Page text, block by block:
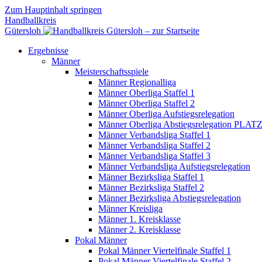
Zum Hauptinhalt springen
Handballkreis
Gütersloh
Ergebnisse
Männer
Meisterschaftsspiele
Männer Regionalliga
Männer Oberliga Staffel 1
Männer Oberliga Staffel 2
Männer Oberliga Aufstiegsrelegation
Männer Oberliga Abstiegsrelegation
Männer Verbandsliga Staffel 1
Männer Verbandsliga Staffel 2
Männer Verbandsliga Staffel 3
Männer Verbandsliga Aufstiegsrelegation
Männer Bezirksliga Staffel 1
Männer Bezirksliga Staffel 2
Männer Bezirksliga Abstiegsrelegation
Männer Kreisliga
Männer 1. Kreisklasse
Männer 2. Kreisklasse
Pokal Männer
Pokal Männer Viertelfinale Staffel 1